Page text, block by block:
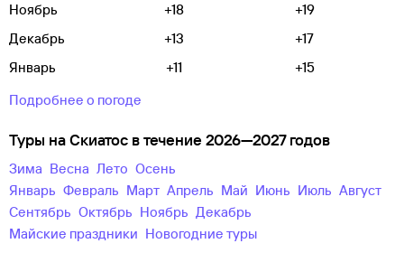
Ноябрь +18
+19
Декабрь
+13
+17
Январь
+11
+15
Подробнее о погоде
Туры на Скиатос в течение 2026—2027 годов
зима весна лето
осень
Январь
Февраль Март Апрель Май Июнь Июль
Август
Сентябрь
Октябрь Ноябрь
Декабрь
майские праздники
новогодние туры